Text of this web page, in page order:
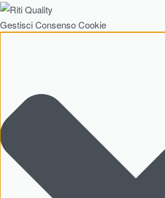
Gestisci Consenso Cookie